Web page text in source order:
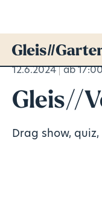
12.6.2024 ab 17:00
Gleis//
Drag show,